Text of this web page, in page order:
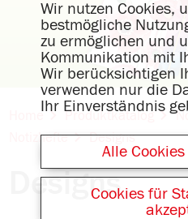
Notizhefte
Designs
Designs
Wir nutzen Cookies,
bestmögliche
zu ermöglichen und
Kommunikation mit
Wir berücksichtigen
verwenden nur die
Ihr Einverständnis
Alle
Cookies für